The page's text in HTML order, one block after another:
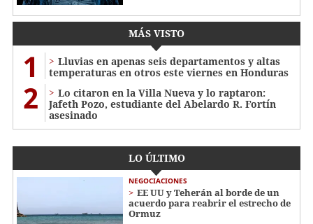
MÁS VISTO
1
Lluvias en apenas seis departamentos y altas
temperaturas en otros este viernes en Honduras
2
Lo citaron en la Villa Nueva y lo raptaron:
Jafeth Pozo, estudiante del Abelardo R. Fortín
asesinado
LO ÚLTIMO
NEGOCIACIONES
EE UU y Teherán al borde de un
acuerdo para reabrir el estrecho de
Ormuz